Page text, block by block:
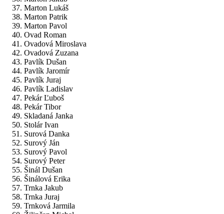
Marton Lukáš
Marton Patrik
Marton Pavol
Ovad Roman
Ovadová Miroslava
Ovadová Zuzana
Pavlík Dušan
Pavlík Jaromír
Pavlík Juraj
Pavlík Ladislav
Pekár Ľuboš
Pekár Tibor
Skladaná Janka
Stolár Ivan
Surová Danka
Surový Ján
Surový Pavol
Surový Peter
Šinál Dušan
Šinálová Erika
Trnka Jakub
Trnka Juraj
Trnková Jarmila